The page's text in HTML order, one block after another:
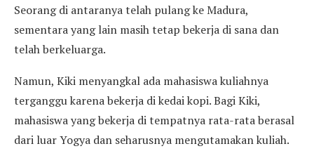
Seorang di antaranya telah pulang ke Madura,
sementara yang lain masih tetap bekerja di sana dan
telah berkeluarga.
Namun, Kiki menyangkal ada mahasiswa kuliahnya
terganggu karena bekerja di kedai kopi. Bagi Kiki,
mahasiswa yang bekerja di tempatnya rata-rata berasal
dari luar Yogya dan seharusnya mengutamakan kuliah.